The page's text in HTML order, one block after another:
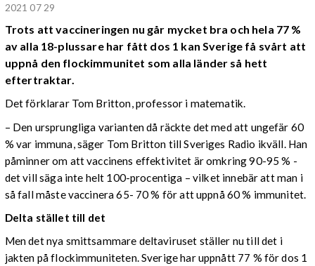
2021 07 29
Trots att vaccineringen nu går mycket bra och hela 77 %
av alla 18-plussare har fått dos 1 kan Sverige få svårt att
uppnå den flockimmunitet som alla länder så hett
eftertraktar.
Det förklarar Tom Britton, professor i matematik.
– Den ursprungliga varianten då räckte det med att ungefär 60
% var immuna, säger Tom Britton till Sveriges Radio ikväll. Han
påminner om att vaccinens effektivitet är omkring 90-95 % -
det vill säga inte helt 100-procentiga – vilket innebär att man i
så fall måste vaccinera 65- 70 % för att uppnå 60 % immunitet.
Delta stället till det
Men det nya smittsammare deltaviruset ställer nu till det i
jakten på flockimmuniteten. Sverige har uppnått 77 % för dos 1